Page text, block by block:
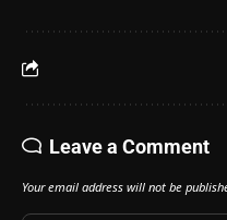
Leave a Comment
Your email address will not be